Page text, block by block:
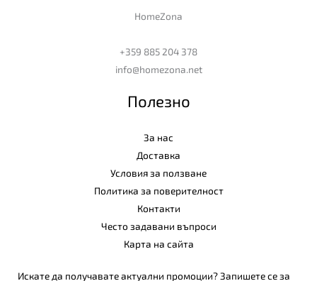
HomeZona
+359 885 204 378
info@homezona.net
Полезно
За нас
Доставка
Условия за ползване
Политика за поверителност
Контакти
Често задавани въпроси
Карта на сайта
Искате да получавате актуални промоции? Запишете се за